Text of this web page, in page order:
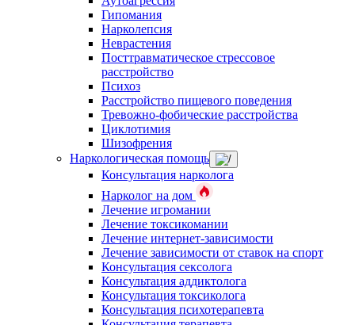
Гипомания
Нарколепсия
Неврастения
Посттравматическое стрессовое
расстройство
Психоз
Расстройство пищевого поведения
Тревожно-фобические расстройства
Циклотимия
Шизофрения
Наркологическая помощь
Консультация нарколога
Нарколог на дом
Лечение игромании
Лечение токсикомании
Лечение интернет-зависимости
Лечение зависимости от ставок на спорт
Консультация сексолога
Консультация аддиктолога
Консультация токсиколога
Консультация психотерапевта